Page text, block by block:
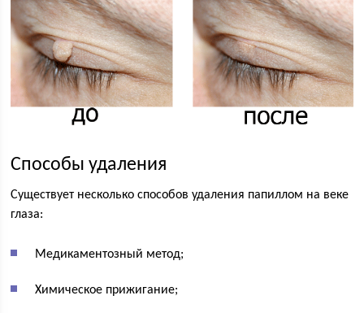
Способы удаления
Существует несколько способов удаления папиллом на веке
глаза:
Медикаментозный метод;
Химическое прижигание;